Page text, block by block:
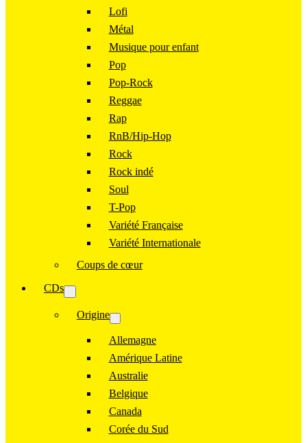
Lofi
Métal
Musique pour enfant
Pop
Pop-Rock
Reggae
Rap
RnB/Hip-Hop
Rock
Rock indé
Soul
T-Pop
Variété Française
Variété Internationale
Coups de cœur
CDs
Origine
Allemagne
Amérique Latine
Australie
Belgique
Canada
Corée du Sud